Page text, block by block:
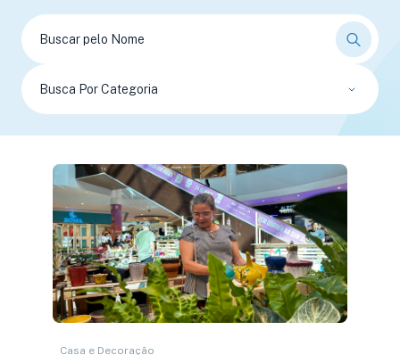
Busca Por Categoria
Casa e Decoração